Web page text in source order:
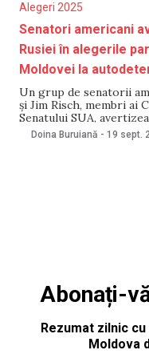
Alegeri 2025
Senatori americani
Rusiei în alegerile
Moldovei la
Un grup de senatorii
și Jim Risch, membri ai
Senatului SUA,
influențeze alegerile
cetățenii să meargă la
Doina Buruiană - 19 sept.
Abonați-
Rezumat zilnic
Moldova